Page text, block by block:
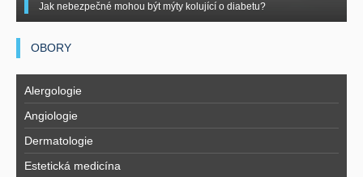
Jak nebezpečné mohou být mýty kolující o diabetu?
OBORY
Alergologie
Angiologie
Dermatologie
Estetická medicína